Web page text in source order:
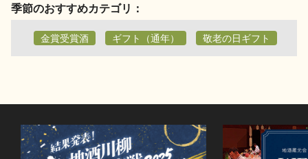
季節のおすすめカテゴリ：
金賞受賞酒 ギフト（通年） 敬老の日ギフト